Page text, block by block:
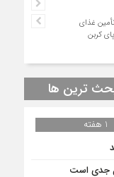
غذای
کربن
ترین ها
1 هفته
جدی است